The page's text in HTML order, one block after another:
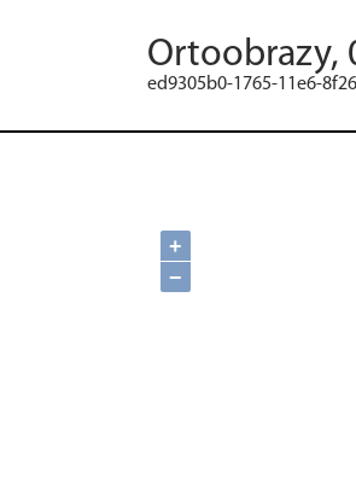
Ortoobrazy,
ed9305b0-1765-11e6-
+
−